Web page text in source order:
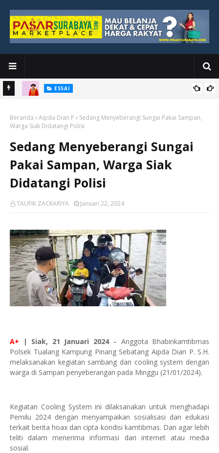
ESSAI
Tidak Berhenti di Panggung Wisuda
Beranda Aipda Dian P
Sedang Menyeberangi Sungai Pakai Sampan,
Warga Siak Didatangi Polisi
Sedang Menyeberangi Sungai
Pakai Sampan, Warga Siak
Didatangi Polisi
TAUFIK ZACKARIYA Januari 22, 2024
A+ | Siak, 21 Januari 2024– Anggota Bhabinkamtibmas
Polsek Tualang Kampung Pinang Sebatang Aipda Dian P. S.H.
melaksanakan kegiatan sambang dan cooling system dengan
warga di Sampan penyeberangan pada Minggu (21/01/2024).
Kegiatan Cooling System ini dilaksanakan untuk menghadapi
Pemilu 2024 dengan menyampaikan sosialisasi dan edukasi
terkait berita hoax dan cipta kondisi kamtibmas. Dan agar lebih
teliti dalam menerima informasi dari internet atau media
sosial.